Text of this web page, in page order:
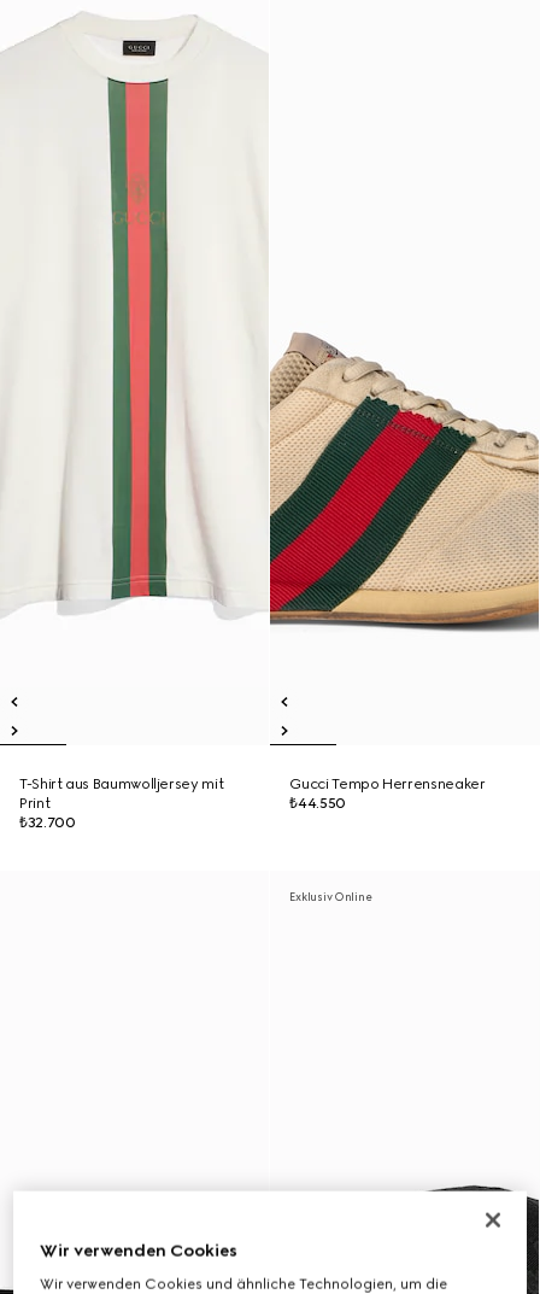
T-Shirt aus Baumwolljersey mit
Print
₺32.700
Gucci Tempo Herrensneaker
₺44.550
Exklusiv Online
Wir verwenden Cookies
Wir verwenden Cookies und ähnliche Technologien, um die